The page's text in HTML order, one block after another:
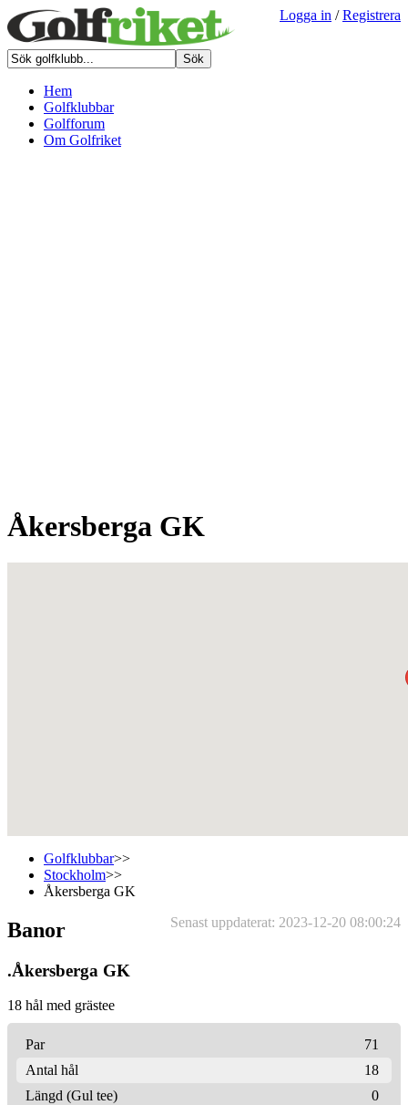
Logga in /Registrera
Hem
Golfklubbar
Golfforum
Om Golfriket
Åkersberga GK
Golfklubbar>>
Stockholm>>
Åkersberga GK
Senast uppdaterat: 2023-12-20 08:00:24
Banor
.Åkersberga GK
18 hål med grästee
Par
71
Antal hål
18
Längd (Gul tee)
0